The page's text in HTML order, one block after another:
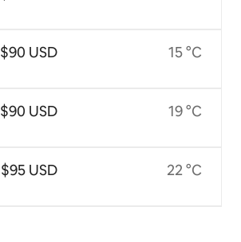
$90 USD
$90 USD
$95 USD
15 °C
19 °C
22 °C